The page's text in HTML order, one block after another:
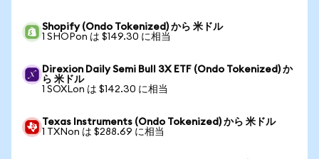
Shopify (Ondo Tokenized) から 米ドル
1 SHOPon は $149.30 に相当
Direxion Daily Semi Bull 3X ETF (Ondo Tokenized) か
ら 米ドル
1 SOXLon は $142.30 に相当
Texas Instruments (Ondo Tokenized) から 米ドル
1 TXNon は $288.69 に相当